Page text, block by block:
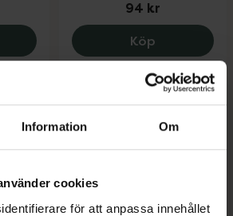
Information Om
cookies
för att anpassa innehållet
Deo Original, 94 kr.
94 kr
Köp ACO Deo